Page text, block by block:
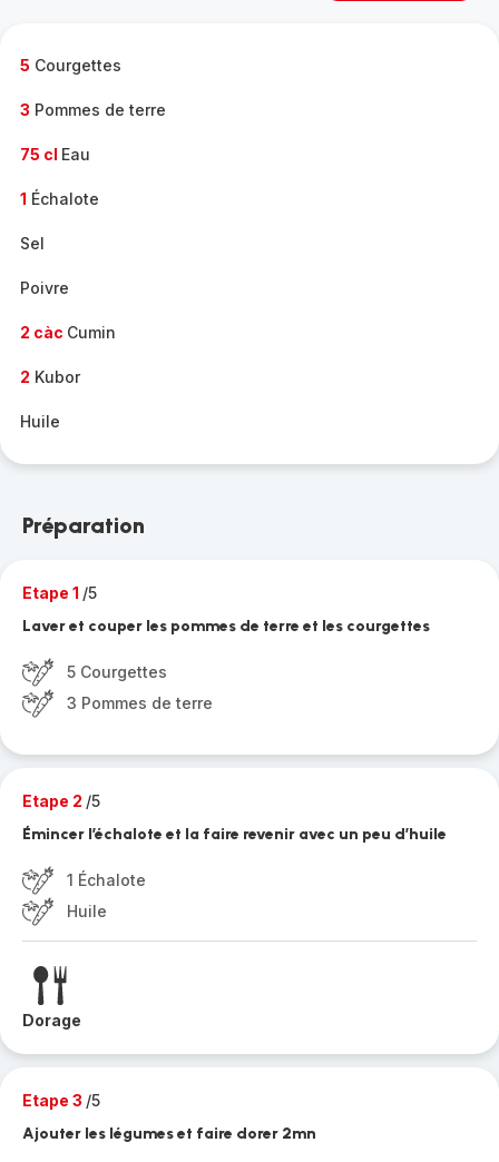
5 Courgettes
3 Pommes de terre
75 cl Eau
1 Échalote
Sel
Poivre
2 càc Cumin
2 Kubor
Huile
Préparation
Etape 1 /5
Laver et couper les pommes de terre et les courgettes
5 Courgettes
3 Pommes de terre
Etape 2 /5
Émincer l’échalote et la faire revenir avec un peu d’huile
1 Échalote
Huile
Dorage
Etape 3 /5
Ajouter les légumes et faire dorer 2mn